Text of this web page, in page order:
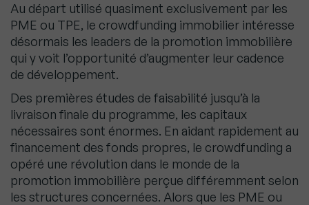
Au départ utilisé quasiment exclusivement par les
PME ou TPE, le crowdfunding immobilier intéresse
désormais les leaders de la promotion immobilière
qui y voit l’opportunité d’augmenter leur cadence
de développement.
Des premières études de faisabilité jusqu’à la
livraison finale du programme, les capitaux
nécessaires sont énormes. En aidant rapidement au
financement des fonds propres, le crowdfunding a
opéré une révolution dans le monde de la
promotion immobilière perçue différemment selon
les structures concernées. Alors que les PME ou